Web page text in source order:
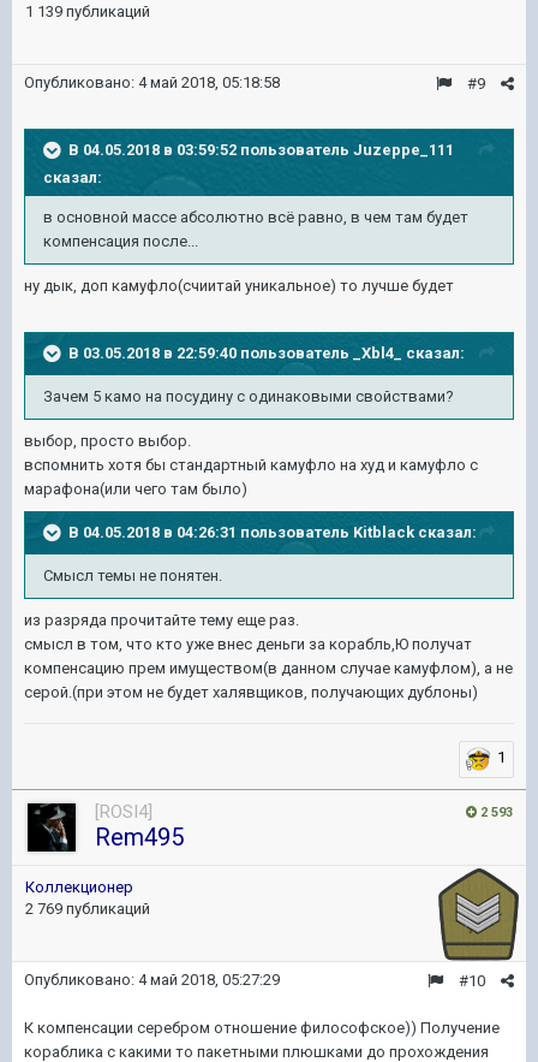
1 139 публикаций
#9
Опубликовано: 4 май 2018, 05:18:58
В 04.05.2018 в 03:59:52 пользователь Juzeppe_111
сказал:
в основной массе абсолютно всё равно, в чем там будет
компенсация после...
ну дык, доп камуфло(счиитай уникальное) то лучше будет
В 03.05.2018 в 22:59:40 пользователь _Xbl4_ сказал:
Зачем 5 камо на посудину с одинаковыми свойствами?
выбор, просто выбор.
вспомнить хотя бы стандартный камуфло на худ и камуфло с
марафона(или чего там было)
В 04.05.2018 в 04:26:31 пользователь Kitblack сказал:
Смысл темы не понятен.
из разряда прочитайте тему еще раз.
смысл в том, что кто уже внес деньги за корабль,Ю получат
компенсацию прем имуществом(в данном случае камуфлом), а не
серой.(при этом не будет халявщиков, получающих дублоны)
1
2 593
[ROSI4]
Rem495
Коллекционер
2 769 публикаций
#10
Опубликовано: 4 май 2018, 05:27:29
К компенсации серебром отношение философское)) Получение
кораблика с какими то пакетными плюшками до прохождения